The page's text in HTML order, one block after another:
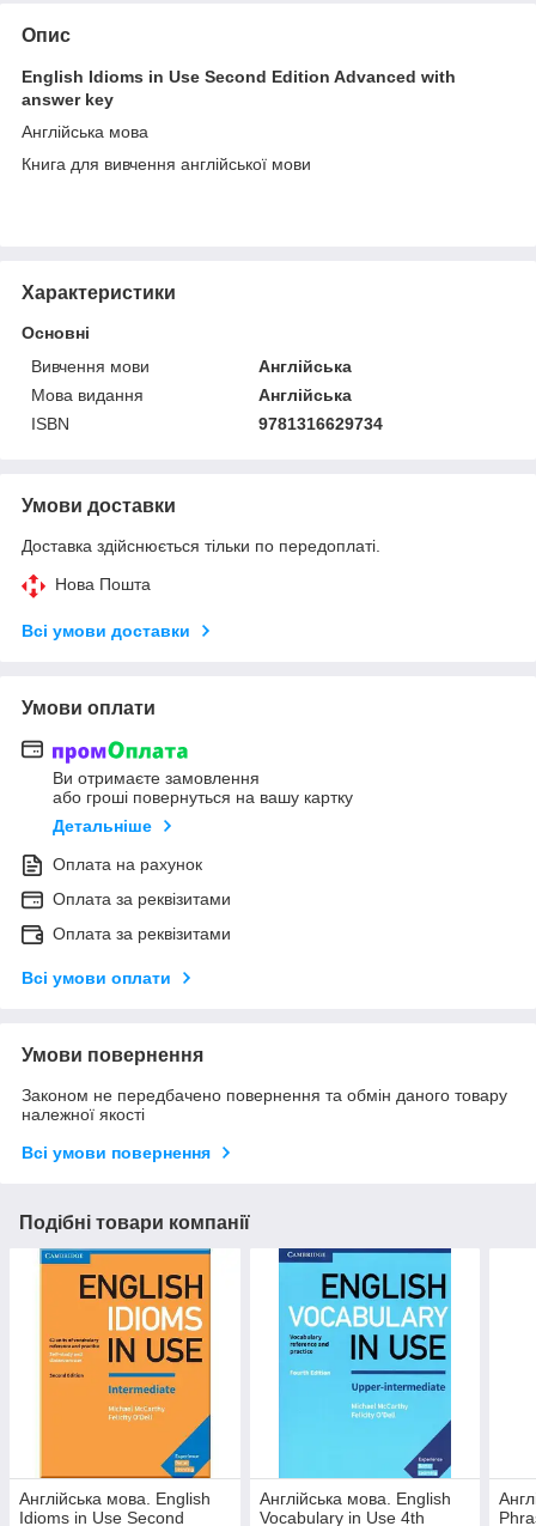
Опис
English Idioms in Use Second Edition Advanced with
answer key
Англійська мова
Книга для вивчення англійської мови
Характеристики
Основні
Вивчення мови
Англійська
Мова видання
Англійська
ISBN
9781316629734
Умови доставки
Доставка здійснюється тільки по передоплаті.
Нова Пошта
Всі умови доставки
Умови оплати
Ви отримаєте замовлення
або гроші повернуться на вашу картку
Детальніше
Оплата на рахунок
Оплата за реквізитами
Оплата за реквізитами
Всі умови оплати
Умови повернення
Законом не передбачено повернення та обмін даного товару
належної якості
Всі умови повернення
Подібні товари компанії
Англійська мова. English
Idioms in Use Second
Англійська мова. English
Vocabulary in Use 4th